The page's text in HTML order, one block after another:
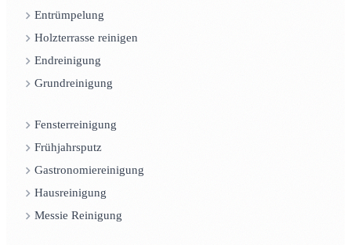
Entrümpelung
Holzterrasse reinigen
Endreinigung
Grundreinigung
Fensterreinigung
Frühjahrsputz
Gastronomiereinigung
Hausreinigung
Messie Reinigung